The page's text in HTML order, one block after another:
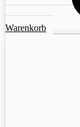
Warenkorb